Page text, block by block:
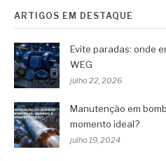
ARTIGOS EM DESTAQUE
Evite paradas: onde
WEG
julho 22, 2026
Manutenção em
momento ideal?
julho 19, 2024